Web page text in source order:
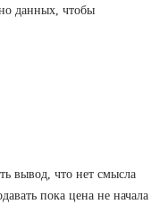
данных, чтобы
вывод, что нет смысла
пока цена не начала